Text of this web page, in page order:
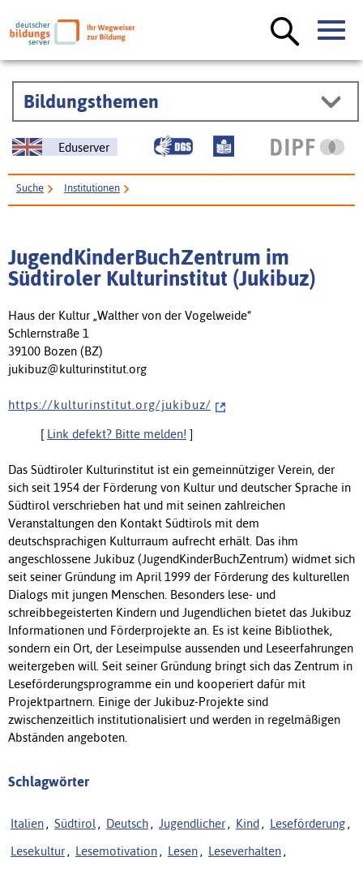
Bildungsthemen
Eduserver
Suche Institutionen
JugendKinderBuchZentrum im
Südtiroler Kulturinstitut (Jukibuz)
Haus der Kultur „Walther von der Vogelweide“
Schlernstraße 1
39100 Bozen (BZ)
jukibuz@kulturinstitut.org
h t t p s : / / k u l t u r i n s t i t u t . o r g / j u k i b u z /
[ Link defekt? Bitte melden! ]
Das Südtiroler Kulturinstitut ist ein gemeinnütziger Verein, der
sich seit 1954 der Förderung von Kultur und deutscher Sprache in
Südtirol verschrieben hat und mit seinen zahlreichen
Veranstaltungen den Kontakt Südtirols mit dem
deutschsprachigen Kulturraum aufrecht erhält. Das ihm
angeschlossene Jukibuz (JugendKinderBuchZentrum) widmet sich
seit seiner Gründung im April 1999 der Förderung des kulturellen
Dialogs mit jungen Menschen. Besonders lese- und
schreibbegeisterten Kindern und Jugendlichen bietet das Jukibuz
Informationen und Förderprojekte an. Es ist keine Bibliothek,
sondern ein Ort, der Leseimpulse aussenden und Leseerfahrungen
weitergeben will. Seit seiner Gründung bringt sich das Zentrum in
Leseförderungsprogramme ein und kooperiert dafür mit
Projektpartnern. Einige der Jukibuz-Projekte sind
zwischenzeitlich institutionalisiert und werden in regelmäßigen
Abständen angeboten.
Schlagwörter
Italien , Südtirol , Deutsch , Jugendlicher , Kind , Leseförderung ,
Lesekultur , Lesemotivation , Lesen , Leseverhalten ,